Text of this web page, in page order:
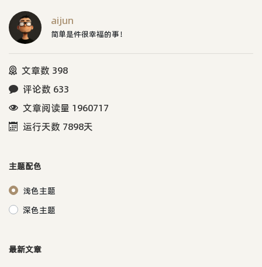
aijun
简单是件很幸福的事！
文章数 398
评论数 633
文章阅读量 1960717
运行天数 7898天
主题配色
浅色主题
深色主题
最新文章